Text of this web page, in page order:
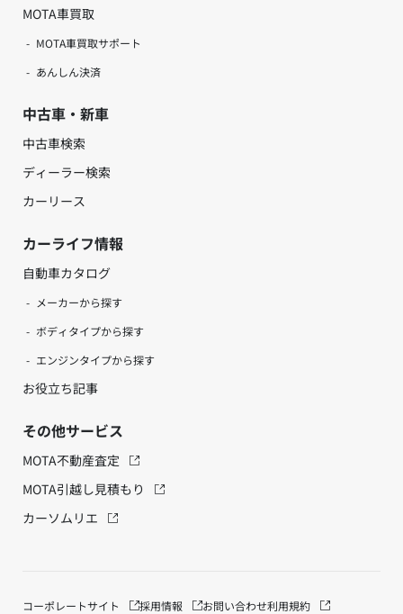
MOTA車買取
MOTA車買取サポート
あんしん決済
中古車・新車
中古車検索
ディーラー検索
カーリース
カーライフ情報
自動車カタログ
メーカーから探す
ボディタイプから探す
エンジンタイプから探す
お役立ち記事
その他サービス
MOTA不動産査定
MOTA引越し見積もり
カーソムリエ
コーポレートサイト 採用情報 お問い合わせ利用規約